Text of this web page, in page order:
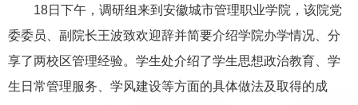
18日下午，调研组来到安徽城市管理职业学院，该院党
委委员、副院长王波致欢迎辞并简要介绍学院办学情况、分
享了两校区管理经验。学生处介绍了学生思想政治教育、学
生日常管理服务、学风建设等方面的具体做法及取得的成